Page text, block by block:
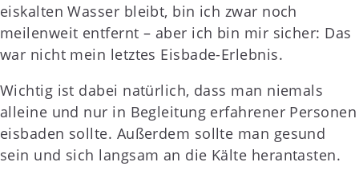
eiskalten Wasser bleibt, bin ich zwar noch
meilenweit entfernt – aber ich bin mir sicher: Das
war nicht mein letztes Eisbade-Erlebnis.
Wichtig ist dabei natürlich, dass man niemals
alleine und nur in Begleitung erfahrener Personen
eisbaden sollte. Außerdem sollte man gesund
sein und sich langsam an die Kälte herantasten.